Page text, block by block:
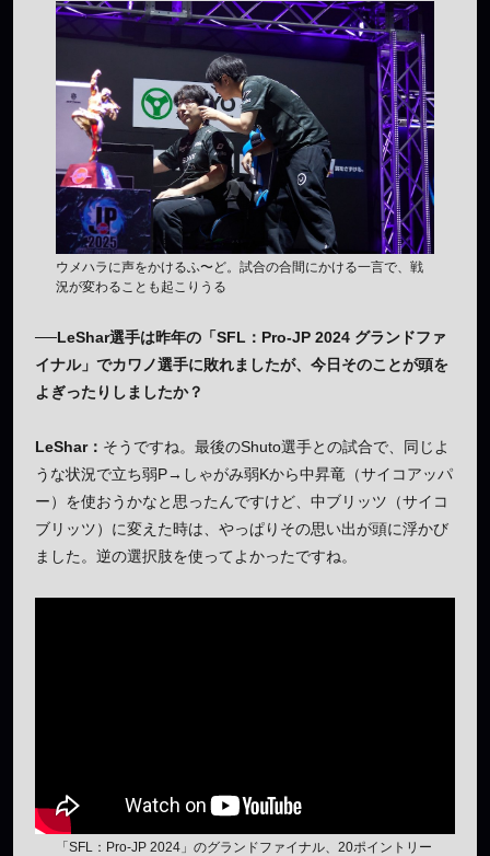
ウメハラに声をかけるふ〜ど。試合の合間にかける一言で、戦
況が変わることも起こりうる
──LeShar選手は昨年の「SFL：Pro-JP 2024 グランドファ
イナル」でカワノ選手に敗れましたが、今日そのことが頭を
よぎったりしましたか？
LeShar： そうですね。最後のShuto選手との試合で、同じよ
うな状況で立ち弱P→しゃがみ弱Kから中昇竜（サイコアッパ
ー）を使おうかなと思ったんですけど、中ブリッツ（サイコ
ブリッツ）に変えた時は、やっぱりその思い出が頭に浮かび
ました。逆の選択肢を使ってよかったですね。
「SFL：Pro-JP 2024」のグランドファイナル、20ポイントリー